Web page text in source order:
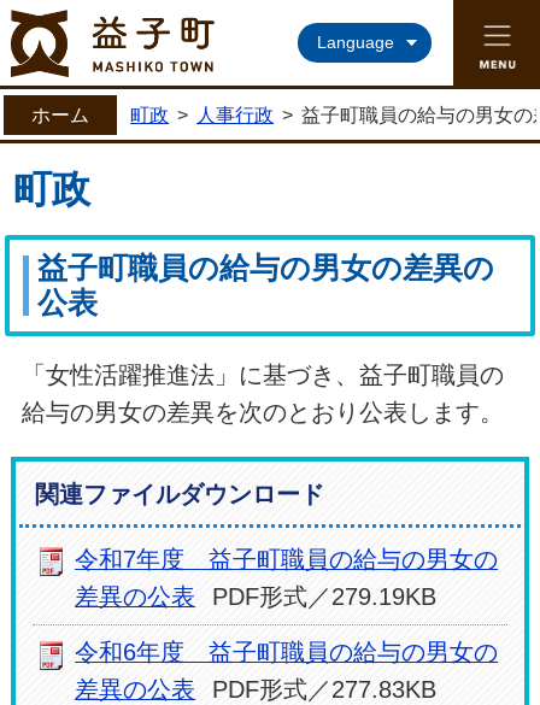
益子町ホームページ
Language
ホーム 町政 > 人事行政 > 益子町職員の給与の男女の
町政
益子町職員の給与の男女の差異の
公表
「女性活躍推進法」に基づき、益子町職員の
給与の男女の差異を次のとおり公表します。
関連ファイルダウンロード
令和7年度 益子町職員の給与の男女の
差異の公表
PDF形式／279.19KB
令和6年度 益子町職員の給与の男女の
差異の公表
PDF形式／277.83KB